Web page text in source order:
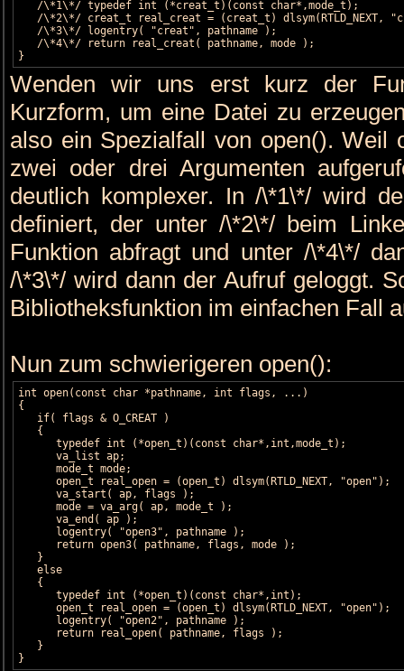
   /\*1\*/ typedef int (*creat_t)(const char*,mode_t);
/\*2\*/ creat_t real_creat = (creat_t) dlsym(RTLD_NEXT,
   /\*3\*/ logentry( "creat", pathname );
   /\*4\*/ return real_creat( pathname, mode );
}
Wenden wir uns erst kurz der
Kurzform, um eine Datei zu
also ein Spezialfall von open(). Weil
zwei oder drei Argumenten
deutlich komplexer. In /\*1\*/ wird
definiert, der unter /\*2\*/ beim
Funktion abfragt und unter /\*4\*/
/\*3\*/ wird dann der Aufruf geloggt.
Bibliotheksfunktion im einfachen Fall
Nun zum schwierigeren open():
int open(const char *pathname, int flags, ...)
{
   if( flags & O_CREAT )
   {
      typedef int (*open_t)(const char*,int,mode_t);
      va_list ap;
      mode_t mode;
      open_t real_open = (open_t) dlsym(RTLD_NEXT, "open");
      va_start( ap, flags );
      mode = va_arg( ap, mode_t );
      va_end( ap );
      logentry( "open3", pathname );
      return open3( pathname, flags, mode );
   }
   else
   {
      typedef int (*open_t)(const char*,int);
      open_t real_open = (open_t) dlsym(RTLD_NEXT, "open");
      logentry( "open2", pathname );
      return real_open( pathname, flags );
   }
}